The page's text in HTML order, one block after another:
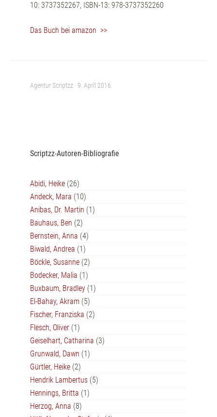
10: 3737352267, ISBN-13: 978-3737352260
Das Buch bei amazon >>
Agentur Scriptzz · 9. April 2016
Scriptzz-Autoren-Bibliografie
Abidi, Heike (26)
Andeck, Mara (10)
Anibas, Dr. Martin (1)
Bauhaus, Ben (2)
Bernstein, Anna (4)
Biwald, Andrea (1)
Böckle, Susanne (2)
Bodecker, Malia (1)
Buxbaum, Bradley (1)
El-Bahay, Akram (5)
Fischer, Franziska (2)
Flesch, Oliver (1)
Geiselhart, Catharina (3)
Grunwald, Dawn (1)
Gürtler, Heike (2)
Hendrik Lambertus (5)
Hennings, Britta (1)
Herzog, Anna (8)